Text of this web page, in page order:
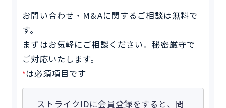
お問い合わせ・M&Aに関するご相談は無料で
す。
まずはお気軽にご相談ください。秘密厳守で
ご対応いたします。
*は必須項目です
ストライクIDに会員登録をすると、問